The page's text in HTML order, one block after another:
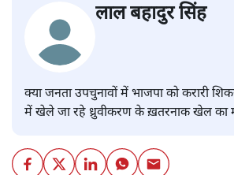
लाल बहादुर सिंह
क्या जनता उपचुनावों में भाजपा को करारी
में खेले जा रहे ध्रुवीकरण के ख़तरनाक खेल का